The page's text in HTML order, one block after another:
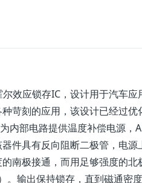
效应锁存IC，设计用于汽车应
苛刻的应用，该设计已经过优
内部电路提供温度补偿电源，
件具有反向阻断二极管，电源
南极接通，而用足够强度的北
输出保持锁存，直到磁通密